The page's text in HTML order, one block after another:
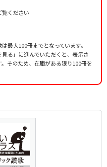
覧ください
最大100冊までとなっています。
る」に進んでいただくと、表示さ
そのため、在庫がある限り100冊を